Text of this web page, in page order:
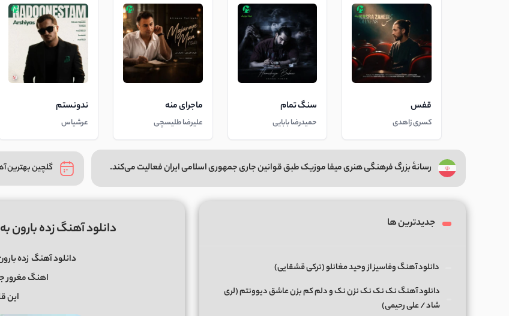
قفس
کسری زاهدی
سنگ تمام
حمیدرضا بابایی
ماجرای منه
علیرضا طلیسچی
ندونستم
عرشیاس
رسانهٔ بزرگ فرهنگی هنری میفا موزیک طبق قوانین جاری جمهوری اسلامی ایران فعالیت می‌کند. گلچین بهترین
دانلود آهنگ زده
دانلود آهنگ زده
اهنگ مغرور
این
جدیدترین ها
دانلود آهنگ وفاسیز از وحید مغانلو (ترکی قشقایی)
دانلود آهنگ نک نک نک نزن نک و دلم کم بزن عاشق دیوونتم (لری
شاد / علی رحیمی)